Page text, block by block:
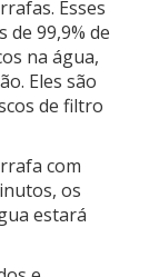
Esses
de 99,9% de
na água,
Eles são
de filtro
com
os
estará